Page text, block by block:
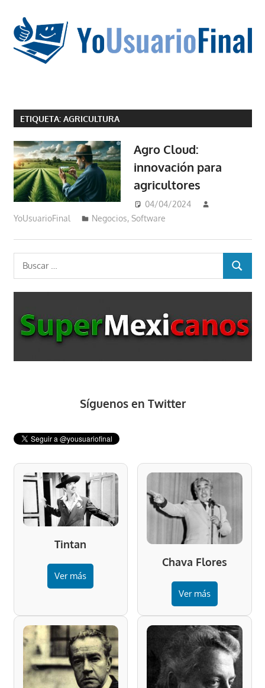
contenido
no
que
estar
en
chino
ETIQUETA: AGRICULTURA
Agro Cloud:
innovación para
agricultores
04/04/2024
YoUsuarioFinal
Negocios,Software
Buscar:
BUSCAR
Síguenos en Twitter
Tintan
Ver más
Chava Flores
Ver más